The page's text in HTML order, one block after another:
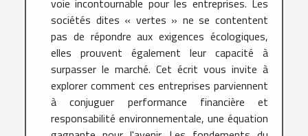
voie incontournable pour les entreprises. Les
sociétés dites « vertes » ne se contentent
pas de répondre aux exigences écologiques,
elles prouvent également leur capacité à
surpasser le marché. Cet écrit vous invite à
explorer comment ces entreprises parviennent
à conjuguer performance financière et
responsabilité environnementale, une équation